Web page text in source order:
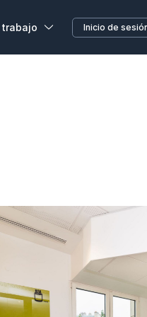
ALL
programas de
Inicio de